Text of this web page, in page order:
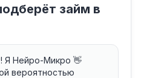
займ в
Я Нейро-Микро 👋
вероятностью